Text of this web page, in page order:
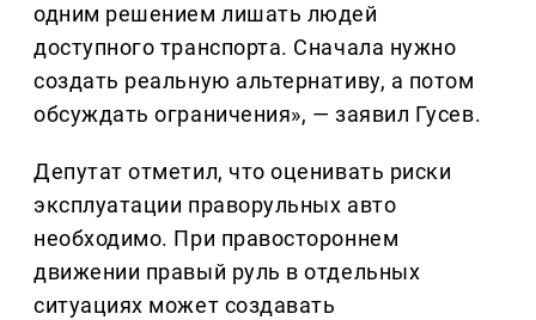
одним решением лишать людей
доступного транспорта. Сначала нужно
создать реальную альтернативу, а потом
обсуждать ограничения», — заявил Гусев.
Депутат отметил, что оценивать риски
эксплуатации праворульных авто
необходимо. При правостороннем
движении правый руль в отдельных
ситуациях может создавать